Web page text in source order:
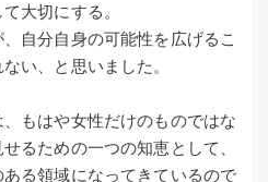
大切にする。
自分自身の可能性を広げるこ
い、と思いました。
、もはや女性だけのものではな
るための一つの知恵として、
る領域になってきているので